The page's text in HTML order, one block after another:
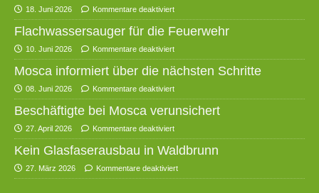
18. Juni 2026 Kommentare deaktiviert
Flachwassersauger für die Feuerwehr
10. Juni 2026 Kommentare deaktiviert
Mosca informiert über die nächsten Schritte
08. Juni 2026 Kommentare deaktiviert
Beschäftigte bei Mosca verunsichert
27. April 2026 Kommentare deaktiviert
Kein Glasfaserausbau in Waldbrunn
27. März 2026 Kommentare deaktiviert